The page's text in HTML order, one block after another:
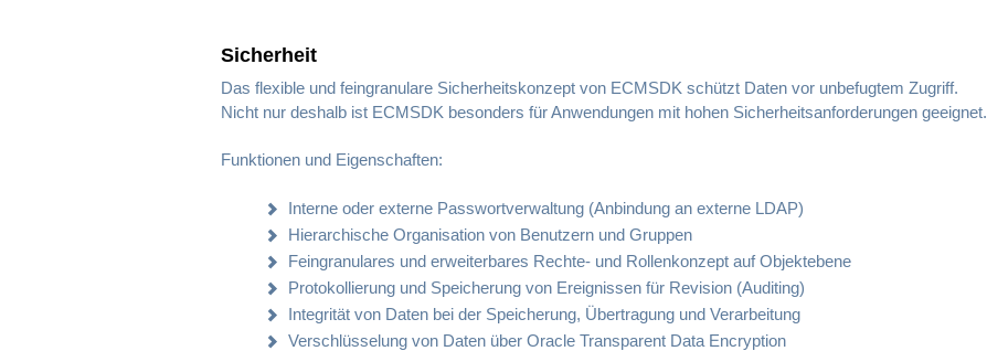
Sicherheit
Das flexible und feingranulare Sicherheitskonzept von ECMSDK schützt Daten vor unbefugtem Zugriff.
Nicht nur deshalb ist ECMSDK besonders für Anwendungen mit hohen Sicherheitsanforderungen geeignet.
Funktionen und Eigenschaften:
Interne oder externe Passwortverwaltung (Anbindung an externe LDAP)
Hierarchische Organisation von Benutzern und Gruppen
Feingranulares und erweiterbares Rechte- und Rollenkonzept auf Objektebene
Protokollierung und Speicherung von Ereignissen für Revision (Auditing)
Integrität von Daten bei der Speicherung, Übertragung und Verarbeitung
Verschlüsselung von Daten über Oracle Transparent Data Encryption